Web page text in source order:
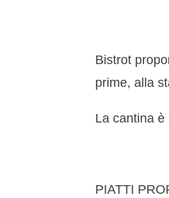
Bistrot
prime, alla
La cantina
PIATTI